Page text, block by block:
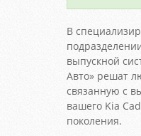
В
выпускной
Авто» решат
связанную с
вашего Kia
поколения.